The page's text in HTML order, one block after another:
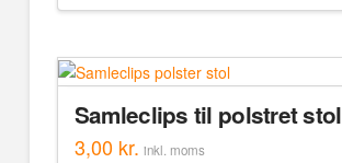
Samleclips til polstret stol
3,00 kr. inkl. moms